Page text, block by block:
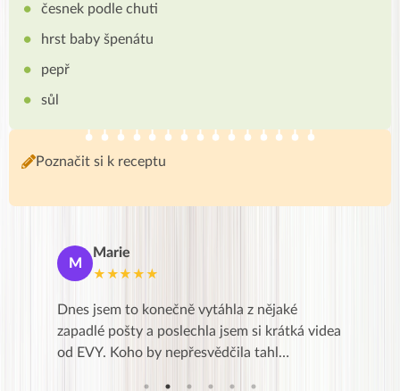
česnek podle chuti
hrst baby špenátu
pepř
sůl
Poznačit si k receptu
M
Marie
★★★★★
Dnes jsem to konečně vytáhla z nějaké
zapadlé pošty a poslechla jsem si krátká videa
od EVY. Koho by nepřesvědčila tahl…